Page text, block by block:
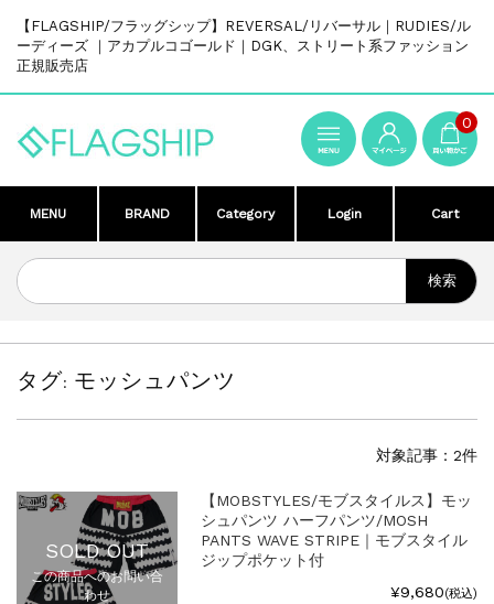
【FLAGSHIP/フラッグシップ】REVERSAL/リバーサル｜RUDIES/ル
ーディーズ ｜アカプルコゴールド｜DGK、ストリート系ファッション
正規販売店
0
MENU BRAND Category Login Cart
タグ:モッシュパンツ
対象記事：2件
SOLD OUT
この商品へのお問い合
わせ
【MOBSTYLES/モブスタイルス】モッ
シュパンツ ハーフパンツ/MOSH
PANTS WAVE STRIPE｜モブスタイル
ジップポケット付
¥9,680(税込)